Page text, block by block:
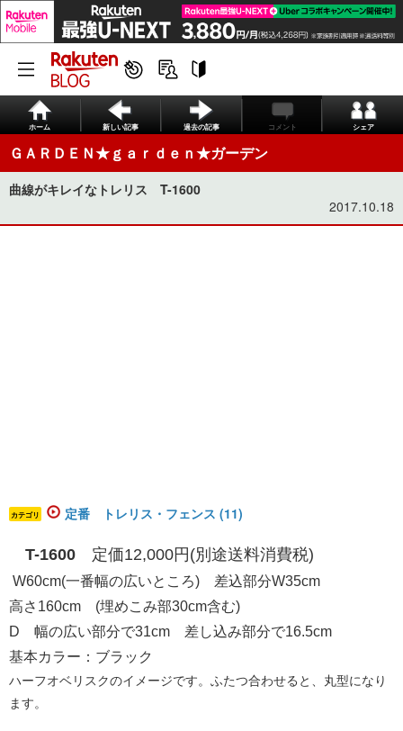
ホーム 新しい記事 過去の記事 コメント シェア
ＧＡＲＤＥＮ★ｇａｒｄｅｎ★ガーデン
曲線がキレイなトレリス T-1600
2017.10.18
カテゴリ 定番 トレリス・フェンス (11)
T-1600 定価12,000円(別途送料消費税)
W60cm(一番幅の広いところ) 差込部分W35cm
高さ160cm (埋めこみ部30cm含む)
D 幅の広い部分で31cm 差し込み部分で16.5cm
基本カラー：ブラック
ハーフオベリスクのイメージです。ふたつ合わせると、丸型になり
ます。